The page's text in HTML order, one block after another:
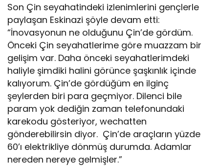
Son Çin seyahatindeki izlenimlerini gençlerle
paylaşan Eskinazi şöyle devam etti:
“İnovasyonun ne olduğunu Çin’de gördüm.
Önceki Çin seyahatlerime göre muazzam bir
gelişim var. Daha önceki seyahatlerimdeki
haliyle şimdiki halini görünce şaşkınlık içinde
kalıyorum. Çin’de gördüğüm en ilginç
şeylerden biri para geçmiyor. Dilenci bile
param yok dediğin zaman telefonundaki
karekodu gösteriyor, wechatten
gönderebilirsin diyor. Çin’de araçların yüzde
60’ı elektrikliye dönmüş durumda. Adamlar
nereden nereye gelmişler.”